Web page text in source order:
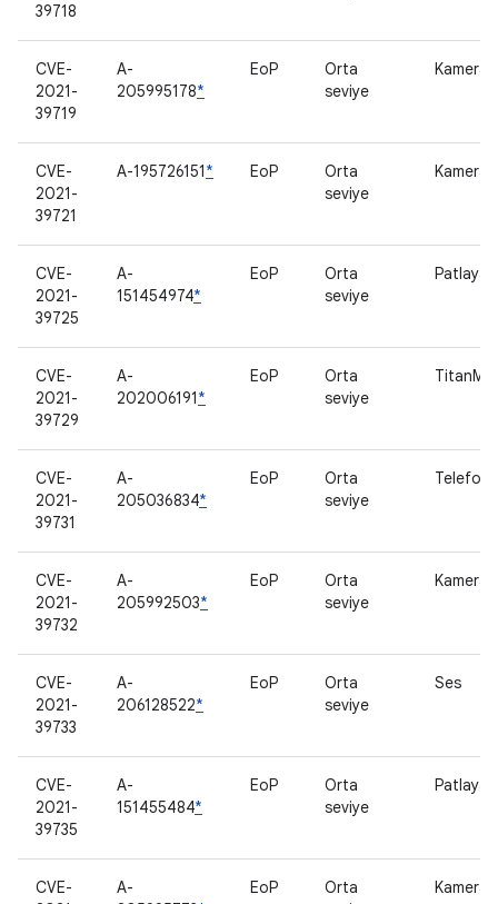
39718
CVE-
2021-
39719
A-
205995178*
EoP
Orta
seviye
Kamera
CVE-
2021-
39721
A-195726151* EoP
Orta
seviye
Kamera
CVE-
2021-
39725
A-
151454974*
EoP
Orta
seviye
Patlayan
CVE-
2021-
39729
A-
202006191*
EoP
Orta
seviye
TitanM
CVE-
2021-
39731
A-
205036834*
EoP
Orta
seviye
Telefon
CVE-
2021-
39732
A-
205992503*
EoP
Orta
seviye
Kamera
CVE-
2021-
39733
A-
206128522*
EoP
Orta
seviye
Ses
CVE-
2021-
39735
A-
151455484*
EoP
Orta
seviye
Patlayan
CVE-
A-
EoP
Orta
Kamera